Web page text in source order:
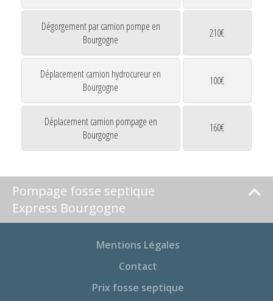
Dégorgement par camion pompe en
Bourgogne
210€
Déplacement camion hydrocureur en
Bourgogne
100€
Déplacement camion pompage en
Bourgogne
160€
Pompage fosse septique
Express Bourgogne
Mentions Légales
Contact
Prix fosse septique